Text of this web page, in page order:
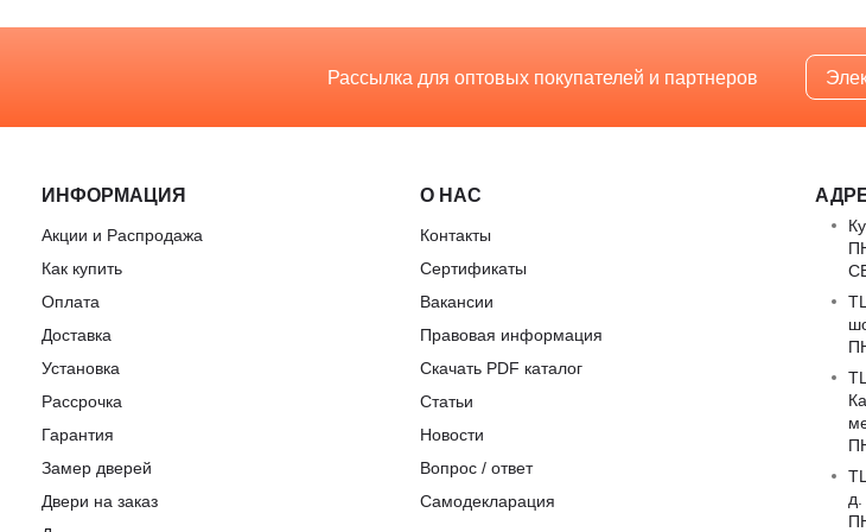
Рассылка для оптовых покупателей и партнеров
ИНФОРМАЦИЯ
Акции и Распродажа
Как купить
Оплата
Доставка
Установка
Рассрочка
Гарантия
Замер дверей
Двери на заказ
О НАС
Контакты
Сертификаты
Вакансии
Правовая информация
Скачать PDF каталог
Статьи
Новости
Вопрос / ответ
Самодекларация
д.